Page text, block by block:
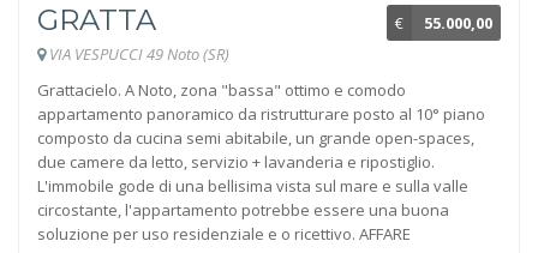
€ 55.000,00
GRATTA
VIA VESPUCCI 49 Noto (SR)
Grattacielo. A Noto, zona "bassa" ottimo e comodo
appartamento panoramico da ristrutturare posto al 10° piano
composto da cucina semi abitabile, un grande open-spaces,
due camere da letto, servizio + lavanderia e ripostiglio.
L'immobile gode di una bellisima vista sul mare e sulla valle
circostante, l'appartamento potrebbe essere una buona
soluzione per uso residenziale e o ricettivo. AFFARE